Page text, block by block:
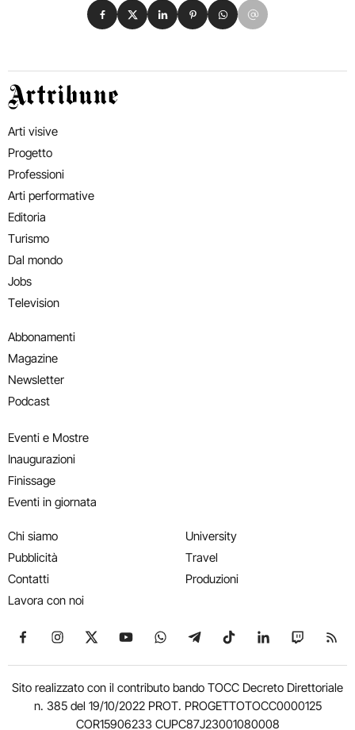
Condividi su Facebook
Condividi su X
Condividi su LinkedIn
Condividi su Pinterest
Condividi su WhatsApp
Condividi su Email
Artribune
Arti visive
Progetto
Professioni
Arti performative
Editoria
Turismo
Dal mondo
Jobs
Television
Abbonamenti
Magazine
Newsletter
Podcast
Eventi e Mostre
Inaugurazioni
Finissage
Eventi in giornata
Chi siamo
Pubblicità
Contatti
Lavora con noi
University
Travel
Produzioni
Seguici su Facebook
Seguici su Instagram
Seguici su X
Seguici su YouTube
Seguici su WhatsApp
Seguici su Telegram
Seguici su TikTok
Seguici su
Seguici
Sito realizzato con il contributo bando TOCC Decreto Direttoriale
n. 385 del 19/10/2022 PROT. PROGETTOTOCC0000125
COR15906233 CUPC87J23001080008